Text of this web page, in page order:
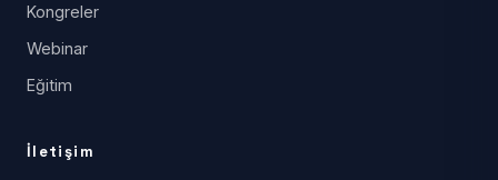
Kongreler
Webinar
Eğitim
İletişim